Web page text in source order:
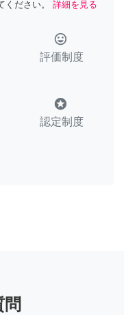
ださい。
詳細を見る
tag_faces
評価制度
stars
認定制度